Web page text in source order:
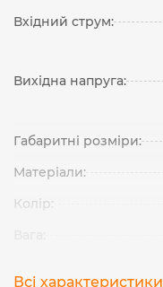
Вхідний струм:
Вихідна напруга:
Габаритні розміри:
Матеріали:
Колір:
Всі характеристики